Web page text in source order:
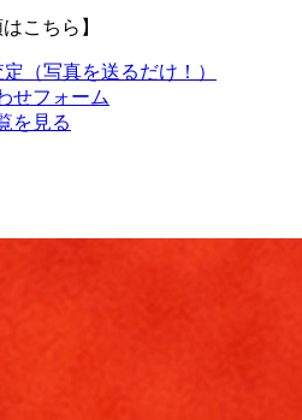
こちら】
（写真を送るだけ！）
せフォーム
を見る